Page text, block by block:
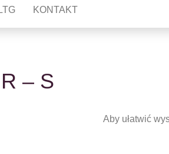
KONTAKT
– S
Aby ułatwić